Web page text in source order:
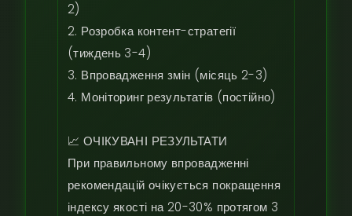
2)
2. Розробка контент-стратегії
(тиждень 3-4)
3. Впровадження змін (місяць 2-3)
4. Моніторинг результатів (постійно)
📈 ОЧІКУВАНІ РЕЗУЛЬТАТИ
При правильному впровадженні
рекомендацій очікується покращення
індексу якості на 20-30% протягом 3